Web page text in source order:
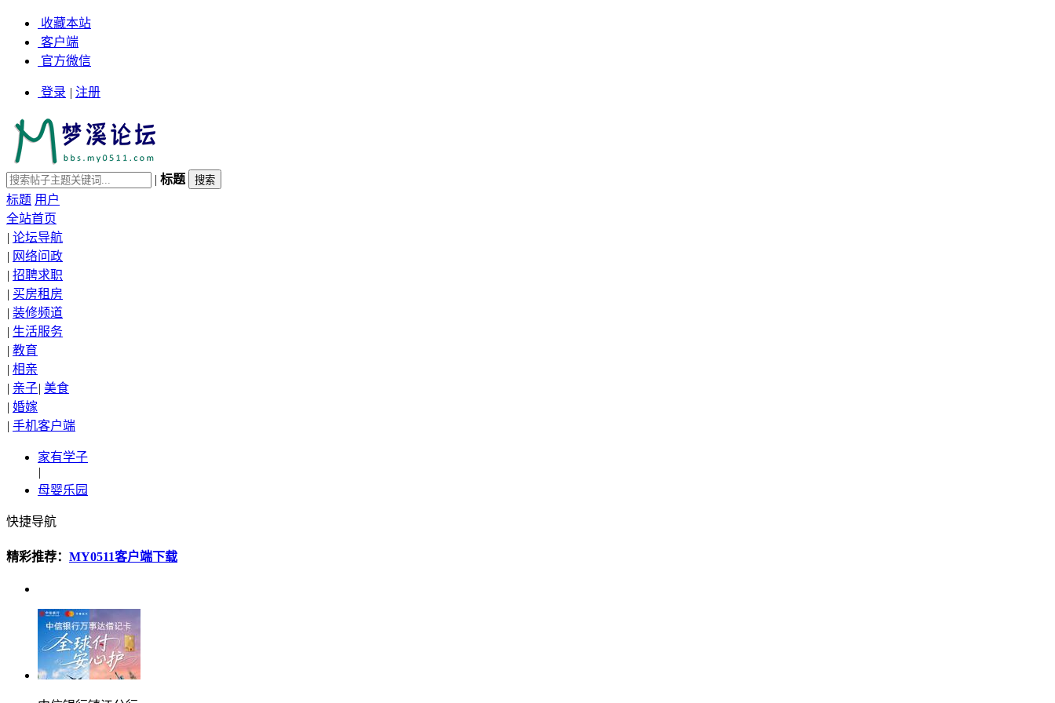
收藏本站
客户端
官方微信
登录 | 注册
| 标题
标题 用户
全站首页
| 论坛导航
| 网络问政
| 招聘求职
| 买房租房
| 装修频道
| 生活服务
| 教育
| 相亲
| 亲子| 美食
| 婚嫁
| 手机客户端
家有学子
|
母婴乐园
快捷导航
精彩推荐： MY0511客户端下载